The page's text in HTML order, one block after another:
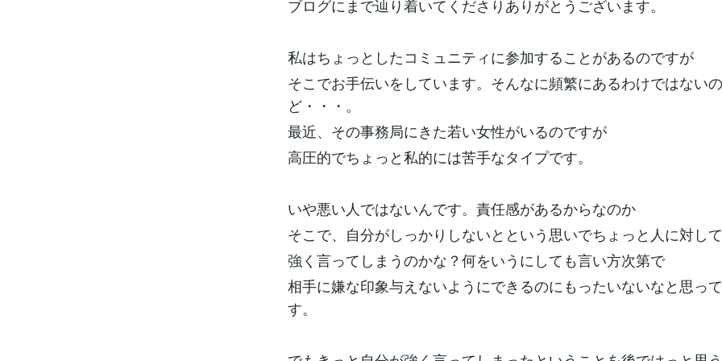
ブログにまで辿り着いてくださりありがとうございます。
私はちょっとしたコミュニティに参加することがあるのですが
そこでお手伝いをしています。そんなに頻繁にあるわけではない
ど・・・。
最近、その事務局にきた若い女性がいるのですが
高圧的でちょっと私的には苦手なタイプです。
いや悪い人ではないんです。責任感があるからなのか
そこで、自分がしっかりしないとという思いでちょっと人に対し
強く言ってしまうのかな？何をいうにしても言い方次第で
相手に嫌な印象与えないようにできるのにもったいないなと思っ
す。